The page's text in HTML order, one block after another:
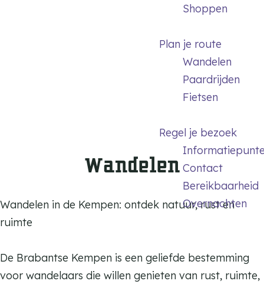
Shoppen
Plan je route
Wandelen
Paardrijden
Fietsen
Regel je bezoek
Contact
Bereikbaarheid
Overnachten
Wandelen
Wandelen in de Kempen: ontdek natuur, rust en
ruimte
De Brabantse Kempen is een geliefde bestemming
voor wandelaars die willen genieten van rust, ruimte,